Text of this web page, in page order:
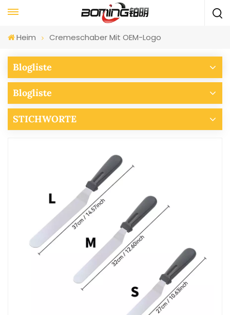
Heim Cremeschaber Mit OEM-Logo
Blogliste
Blogliste
STICHWORTE